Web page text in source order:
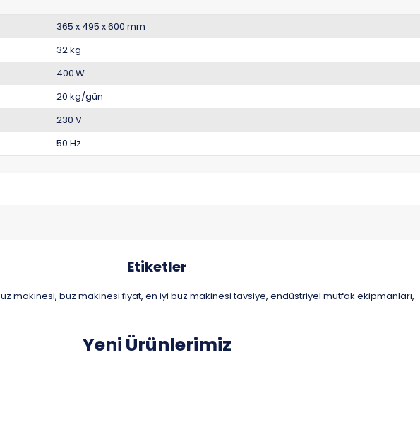
365 x 495 x 600 mm
32 kg
400 W
20 kg/gün
230 V
50 Hz
Etiketler
makinesi, buz makinesi fiyat, en iyi buz makinesi tavsiye, endüstriyel mutfak ekipmanları,
Yeni Ürünlerimiz